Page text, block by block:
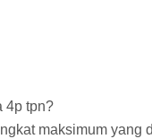
4p tpn?
maksimum yang